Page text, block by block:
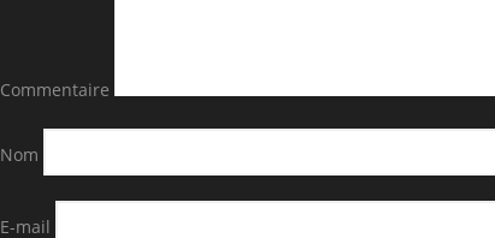
Commentaire
Nom
E-mail